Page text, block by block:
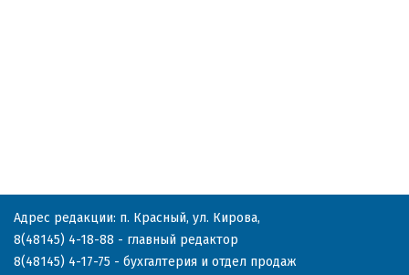
Адрес редакции: п. Красный, ул. Кирова,
8(48145) 4-18-88 - главный редактор
8(48145) 4-17-75 - бухгалтерия и отдел продаж